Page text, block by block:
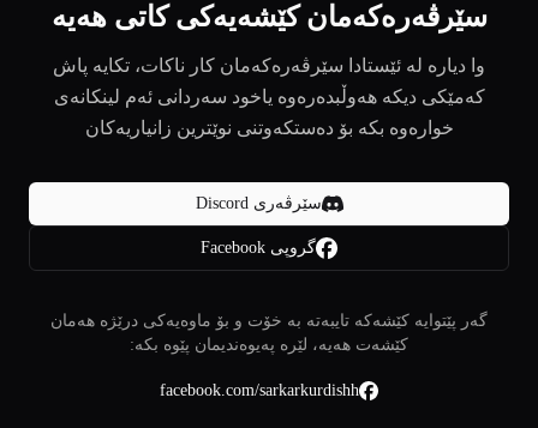
سێرڤەرەکەمان کێشەیەکی کاتی هەیە
وا دیارە لە ئێستادا سێرڤەرەکەمان کار ناکات، تکایە پاش
کەمێکی دیکە هەوڵبدەرەوە یاخود سەردانی ئەم لینکانەی
خوارەوە بکە بۆ دەستکەوتنی نوێترین زانیاریەکان
سێرڤەری Discord
گروپی Facebook
گەر پێتوایە کێشەکە تایبەتە بە خۆت و بۆ ماوەیەکی درێژە هەمان
کێشەت هەیە، لێرە پەیوەندیمان پێوە بکە:
facebook.com/sarkarkurdishh